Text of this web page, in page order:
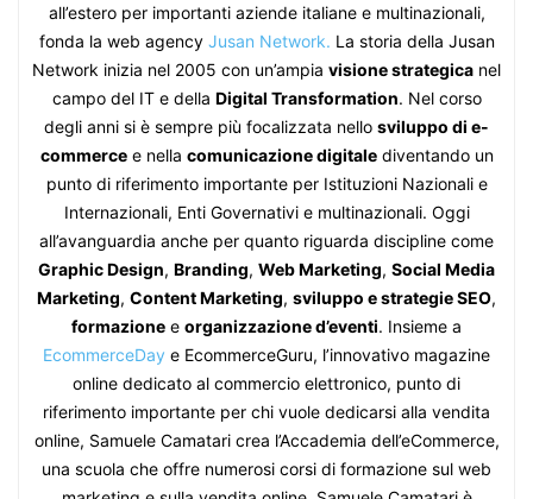
all’estero per importanti aziende italiane e multinazionali,
fonda la web agency Jusan Network. La storia della Jusan
Network inizia nel 2005 con un’ampia visione strategica nel
campo del IT e della Digital Transformation. Nel corso
degli anni si è sempre più focalizzata nello sviluppo di e-
commercee nella comunicazione digitalediventando un
punto di riferimento importante per Istituzioni Nazionali e
Internazionali, Enti Governativi e multinazionali. Oggi
all’avanguardia anche per quanto riguarda discipline come
Graphic Design, Branding, Web Marketing, Social Media
Marketing, Content Marketing, sviluppo e strategie SEO,
formazione e organizzazione d’eventi. Insieme a
EcommerceDay e EcommerceGuru, l’innovativo magazine
online dedicato al commercio elettronico, punto di
riferimento importante per chi vuole dedicarsi alla vendita
online, Samuele Camatari crea l’Accademia dell’eCommerce,
una scuola che offre numerosi corsi di formazione sul web